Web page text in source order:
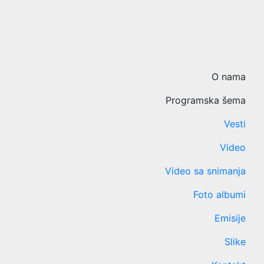
O nama
Programska šema
Vesti
Video
Video sa snimanja
Foto albumi
Emisije
Slike